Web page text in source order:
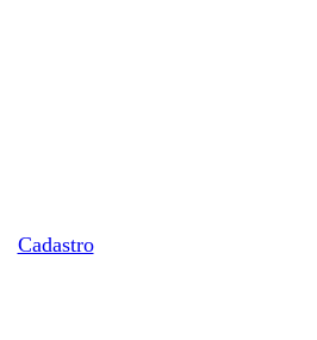
Cadastro